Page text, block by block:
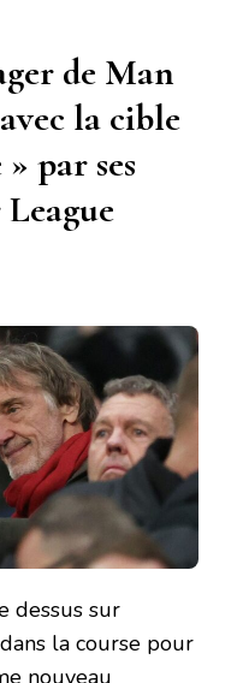
de Man
la cible
par ses
dessus sur
la course pour
nouveau